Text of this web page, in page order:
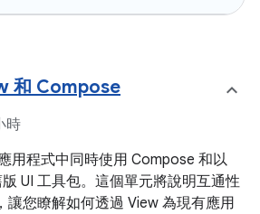
和 Compose
時
用程式中同時使用 Compose 和以
UI 工具包。這個單元將說明互通性
讓您瞭解如何透過 View 為現有應用